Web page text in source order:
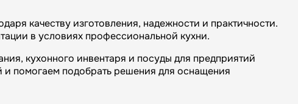
качеству изготовления, надежности и практичности.
в условиях профессиональной кухни.
кухонного инвентаря и посуды для предприятий
помогаем подобрать решения для оснащения